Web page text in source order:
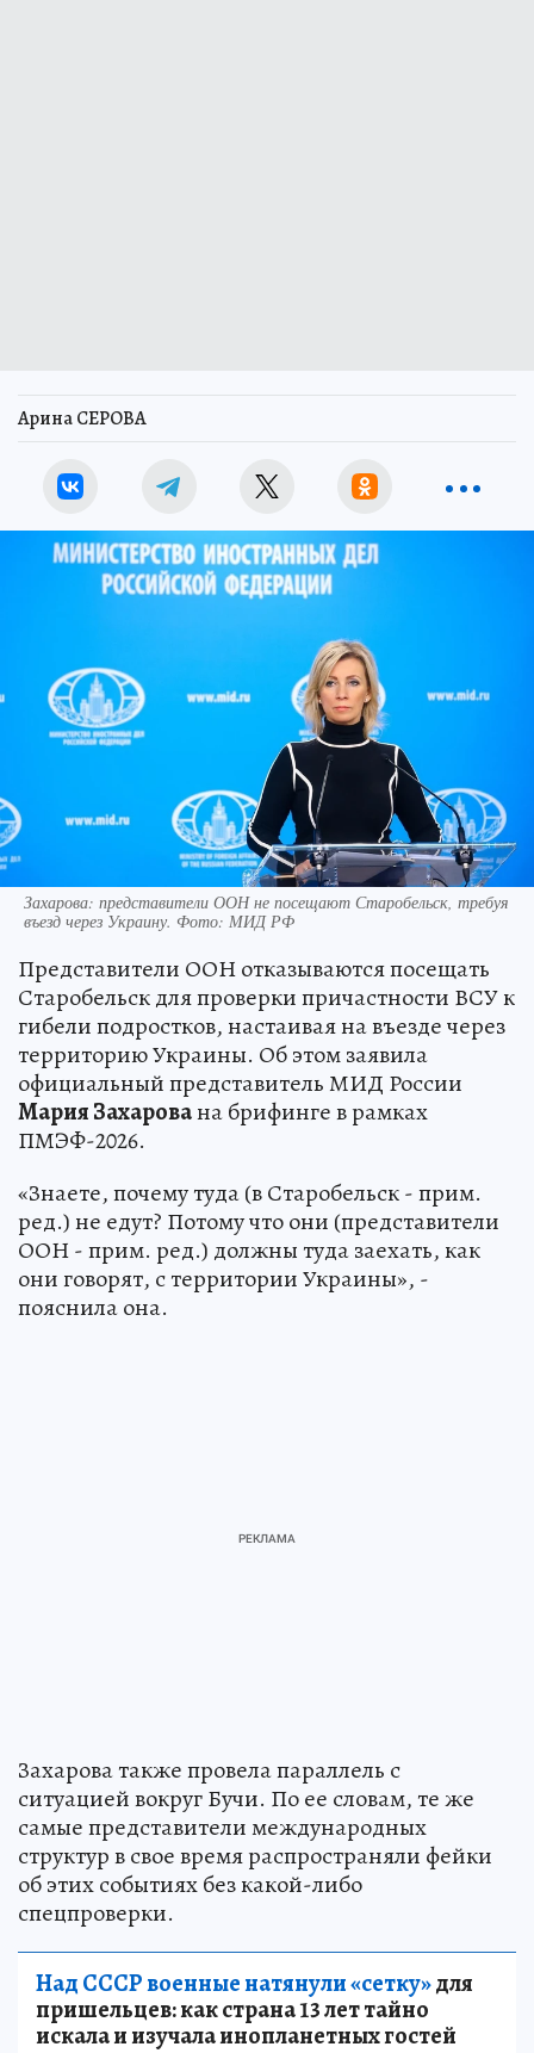
Арина СЕРОВА
Захарова: представители ООН не посещают Старобельск, требуя
въезд через Украину. Фото: МИД РФ
Представители ООН отказываются посещать
Старобельск для проверки причастности ВСУ к
гибели подростков, настаивая на въезде через
территорию Украины. Об этом заявила
официальный представитель МИД России
Мария Захарована брифинге в рамках
ПМЭФ-2026.
«Знаете, почему туда (в Старобельск - прим.
ред.) не едут? Потому что они (представители
ООН - прим. ред.) должны туда заехать, как
они говорят, с территории Украины», -
пояснила она.
Захарова также провела параллель с
ситуацией вокруг Бучи. По ее словам, те же
самые представители международных
структур в свое время распространяли фейки
об этих событиях без какой-либо
спецпроверки.
Над СССР военные натянули «сетку»для
пришельцев: как страна 13 лет тайно
искала и изучала инопланетных гостей